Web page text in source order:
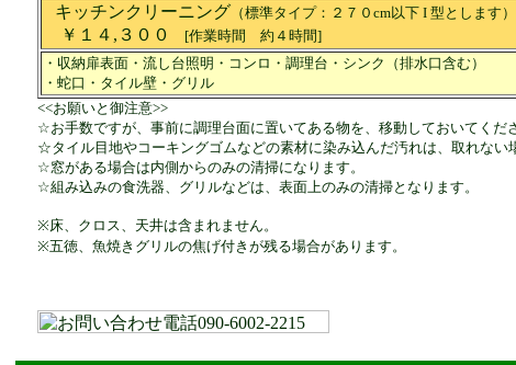
キッチンクリーニング （標準タイプ：２７０cm以下 I 型とします）
￥１４,３００ [作業時間 約４時間]
・収納扉表面・流し台照明・コンロ・調理台・シンク（排水口含む）
・蛇口・タイル壁・グリル
<<お願いと御注意>>
☆お手数ですが、事前に調理台面に置いてある物を、移動しておいてくだ
☆タイル目地やコーキングゴムなどの素材に染み込んだ汚れは、取れない
☆窓がある場合は内側からのみの清掃になります。
☆組み込みの食洗器、グリルなどは、表面上のみの清掃となります。
※床、クロス、天井は含まれません。
※五徳、魚焼きグリルの焦げ付きが残る場合があります。